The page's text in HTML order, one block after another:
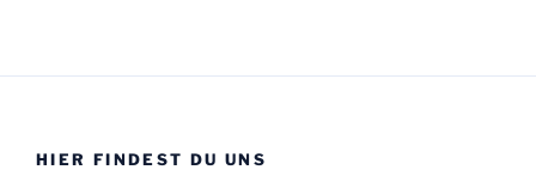
HIER FINDEST DU UNS